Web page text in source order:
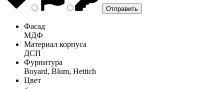
Фасад
МДФ
Материал корпуса
ДСП
Фурнитура
Boyard, Blum, Hettich
Цвет